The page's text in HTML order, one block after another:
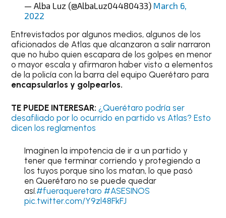
— Alba Luz (@AlbaLuz04480433) March 6,
2022
Entrevistados por algunos medios, algunos de los
aficionados de Atlas que alcanzaron a salir narraron
que no hubo quien escapara de los golpes en menor
o mayor escala y afirmaron haber visto a elementos
de la policía con la barra del equipo Querétaro para
encapsularlos y golpearlos.
TE PUEDE INTERESAR: ¿Querétaro podría ser
desafiliado por lo ocurrido en partido vs Atlas? Esto
dicen los reglamentos
Imaginen la impotencia de ir a un partido y
tener que terminar corriendo y protegiendo a
los tuyos porque sino los matan, lo que pasó
en Querétaro no se puede quedar
así.#fueraqueretaro #ASESINOS
pic.twitter.com/Y9zl48FkFJ